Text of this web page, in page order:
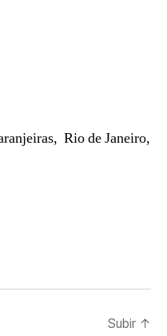
Rio de Janeiro,
Subir ↑